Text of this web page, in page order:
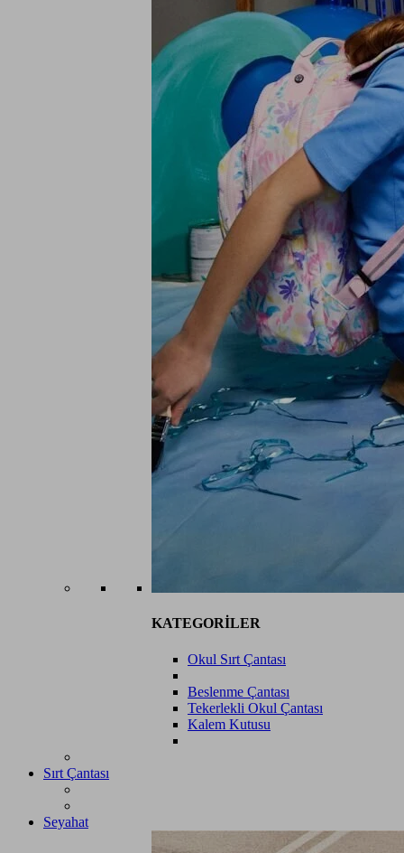
KATEGORİLER
Okul Sırt Çantası
Beslenme Çantası
Tekerlekli Okul Çantası
Kalem Kutusu
Sırt Çantası
Seyahat